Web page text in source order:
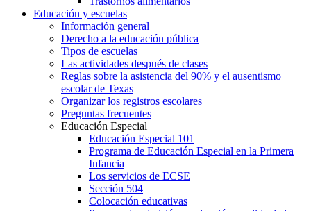
Educación y escuelas
Información general
Derecho a la educación pública
Tipos de escuelas
Las actividades después de clases
Reglas sobre la asistencia del 90% y el ausentismo
escolar de Texas
Organizar los registros escolares
Preguntas frecuentes
Educación Especial
Educación Especial 101
Programa de Educación Especial en la Primera
Infancia
Los servicios de ECSE
Sección 504
Colocación educativas